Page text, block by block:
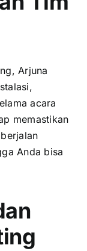
Arjuna
acara
memastikan
Anda bisa